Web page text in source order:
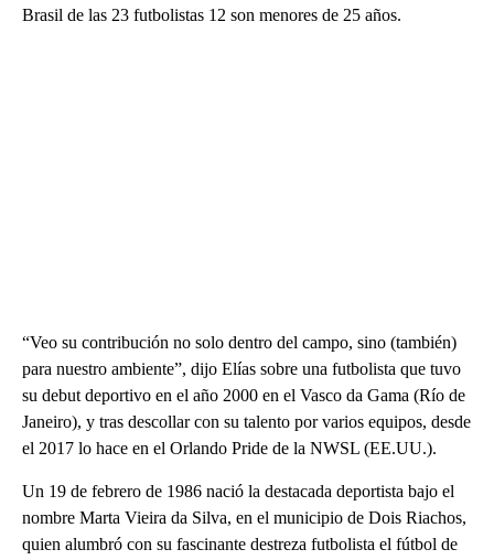
Brasil de las 23 futbolistas 12 son menores de 25 años.
“Veo su contribución no solo dentro del campo, sino (también)
para nuestro ambiente”, dijo Elías sobre una futbolista que tuvo
su debut deportivo en el año 2000 en el Vasco da Gama (Río de
Janeiro), y tras descollar con su talento por varios equipos, desde
el 2017 lo hace en el Orlando Pride de la NWSL (EE.UU.).
Un 19 de febrero de 1986 nació la destacada deportista bajo el
nombre Marta Vieira da Silva, en el municipio de Dois Riachos,
quien alumbró con su fascinante destreza futbolista el fútbol de